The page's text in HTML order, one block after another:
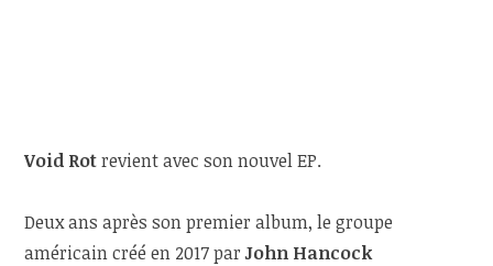
Void Rotrevient avec son nouvel EP.
Deux ans après son premier album, le groupe
américain créé en 2017 parJohn Hancock